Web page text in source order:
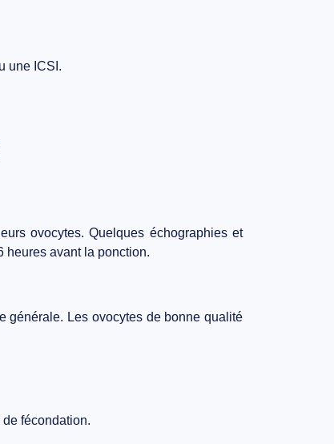
une ICSI.
ovocytes. Quelques échographies et
heures avant la ponction.
générale. Les ovocytes de bonne qualité
fécondation.